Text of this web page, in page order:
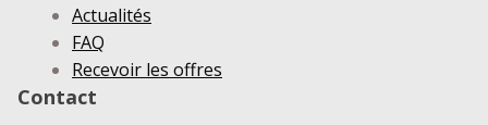
Actualités
FAQ
Recevoir les offres
Contact